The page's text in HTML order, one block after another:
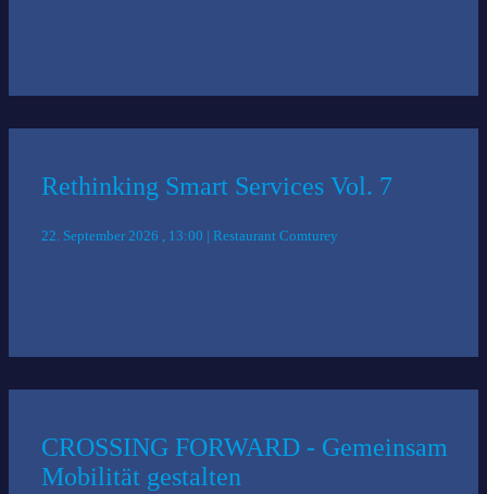
Rethinking Smart Services Vol. 7
22. September 2026 , 13:00 | Restaurant Comturey
CROSSING FORWARD - Gemeinsam
Mobilität gestalten